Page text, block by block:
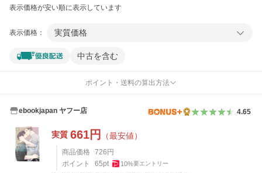
表示価格が安い順に表示しています
表示価格： 実質価格
中古を含む
ポイント・送料の算出方法
ebookjapan ヤフー店 4.65
実質 661円 （最安値）
商品価格 726 円
ポイント
65pt 10%要エントリー